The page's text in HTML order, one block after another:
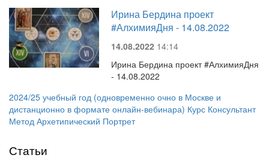
Ирина Бердина проект
#АлхимияДня - 14.08.2022
14.08.2022 14:14
Ирина Бердина проект #АлхимияДня
- 14.08.2022
2024/25 учебный год (одновременно очно в Москве и
дистанционно в формате онлайн-вебинара) Курс Консультант
Метод Архетипический Портрет
Статьи